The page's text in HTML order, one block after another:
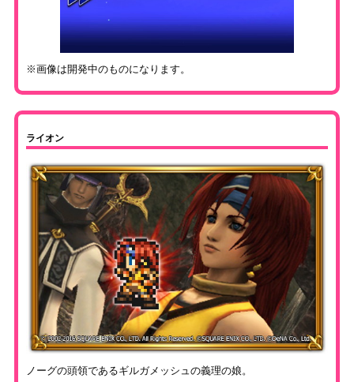
※画像は開発中のものになります。
ライオン
ノーグの頭領であるギルガメッシュの義理の娘。